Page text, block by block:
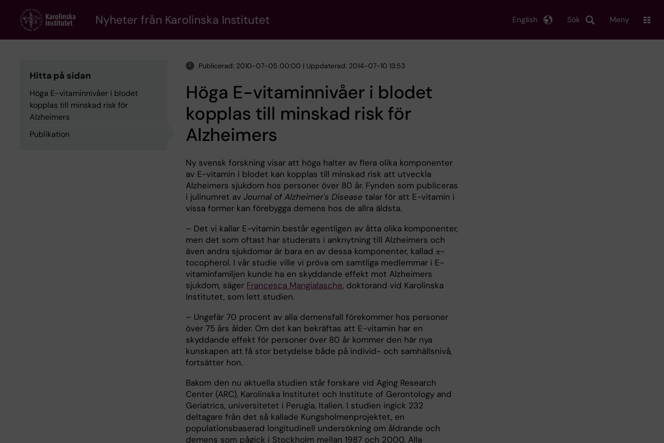
content
Nyheter från Karolinska Institutet Sök
English Meny
Hitta på sidan
Höga E-vitaminnivåer i blodet
kopplas till minskad risk för
Alzheimers
Publikation
Publicerad: 2010-07-05 00:00 | Uppdaterad: 2014-07-10 13:53
Höga E-vitaminnivåer i blodet
kopplas till minskad risk för
Alzheimers
Ny svensk forskning visar att höga halter av flera olika komponenter
av E-vitamin i blodet kan kopplas till minskad risk att utveckla
Alzheimers sjukdom hos personer över 80 år. Fynden som publiceras
i julinumret av Journal of Alzheimer's Disease talar för att E-vitamin i
vissa former kan förebygga demens hos de allra äldsta.
– Det vi kallar E-vitamin består egentligen av åtta olika komponenter,
men det som oftast har studerats i anknytning till Alzheimers och
även andra sjukdomar är bara en av dessa komponenter, kallad ±-
tocopherol. I vår studie ville vi pröva om samtliga medlemmar i E-
vitaminfamiljen kunde ha en skyddande effekt mot Alzheimers
sjukdom, säger Francesca Mangialasche, doktorand vid Karolinska
Institutet, som lett studien.
– Ungefär 70 procent av alla demensfall förekommer hos personer
över 75 års ålder. Om det kan bekräftas att E-vitamin har en
skyddande effekt för personer över 80 år kommer den här nya
kunskapen att få stor betydelse både på individ- och samhällsnivå,
fortsätter hon.
Bakom den nu aktuella studien står forskare vid Aging Research
Center (ARC), Karolinska Institutet och Institute of Gerontology and
Geriatrics, universitetet i Perugia, Italien. I studien ingick 232
deltagare från det så kallade Kungsholmenprojektet, en
populationsbaserad longitudinell undersökning om åldrande och
demens som pågick i Stockholm mellan 1987 och 2000. Alla